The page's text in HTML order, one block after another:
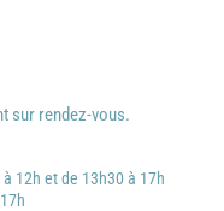
sur rendez-vous.
12h et de 13h30 à 17h